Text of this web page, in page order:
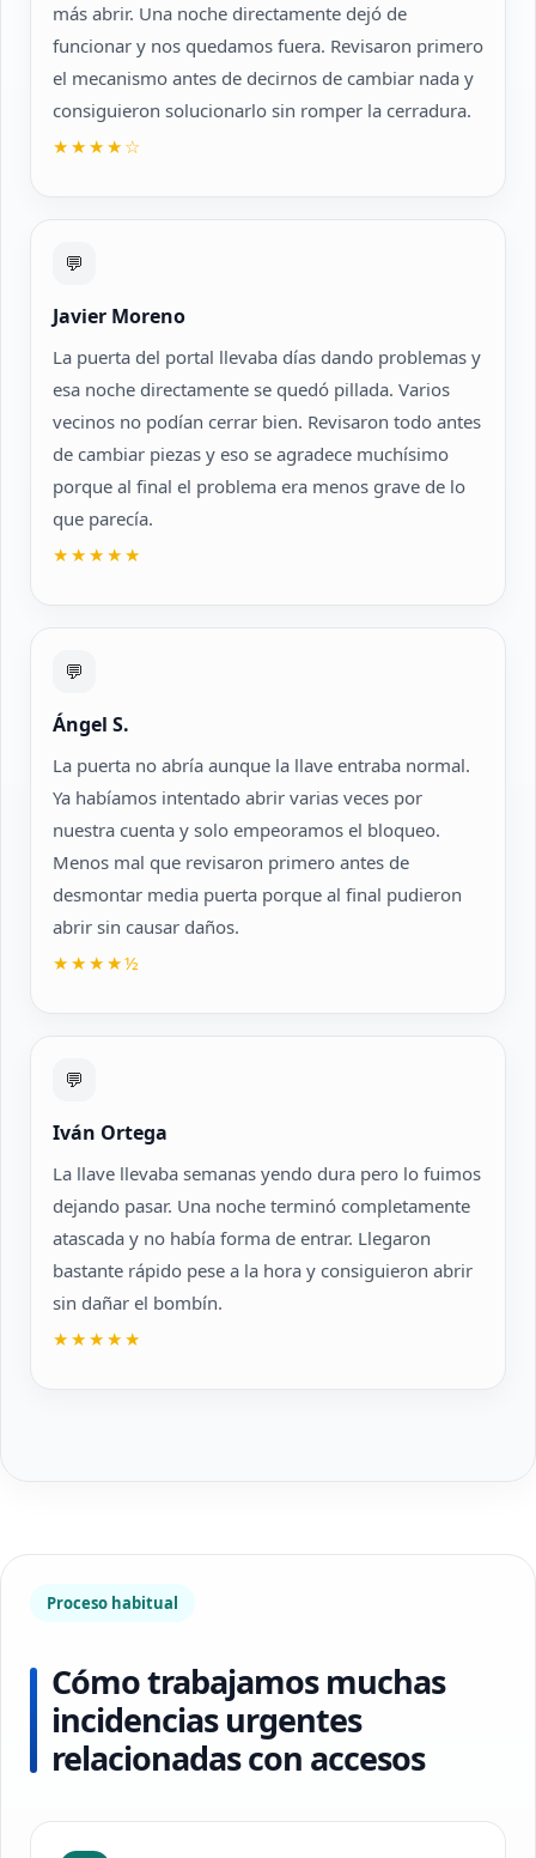
más abrir. Una noche directamente dejó de
funcionar y nos quedamos fuera. Revisaron primero
el mecanismo antes de decirnos de cambiar nada y
consiguieron solucionarlo sin romper la cerradura.
★★★★☆
💬
Javier Moreno
La puerta del portal llevaba días dando problemas y
esa noche directamente se quedó pillada. Varios
vecinos no podían cerrar bien. Revisaron todo antes
de cambiar piezas y eso se agradece muchísimo
porque al final el problema era menos grave de lo
que parecía.
★★★★★
💬
Ángel S.
La puerta no abría aunque la llave entraba normal.
Ya habíamos intentado abrir varias veces por
nuestra cuenta y solo empeoramos el bloqueo.
Menos mal que revisaron primero antes de
desmontar media puerta porque al final pudieron
abrir sin causar daños.
★★★★½
💬
Iván Ortega
La llave llevaba semanas yendo dura pero lo fuimos
dejando pasar. Una noche terminó completamente
atascada y no había forma de entrar. Llegaron
bastante rápido pese a la hora y consiguieron abrir
sin dañar el bombín.
★★★★★
Proceso habitual
Cómo trabajamos muchas
incidencias urgentes
relacionadas con accesos